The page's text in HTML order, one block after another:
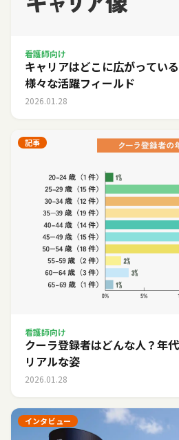
看護師向け
キャリアはどこに広がってい
様々な活躍フィールド
2026.01.28
記事
看護師向け
クーラ登録者はどんな人？年
リアルな姿
2026.01.28
インタビュー